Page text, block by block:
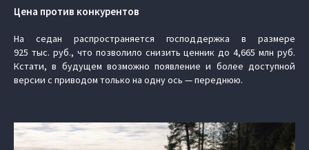
Цена против конкурентов
На седан распространяется господдержка в размере
925 тыс. руб., что позволило снизить ценник до 4,665 млн руб.
Кстати, в будущем возможно появление и более доступной
версии с приводом только на одну ось — переднюю.